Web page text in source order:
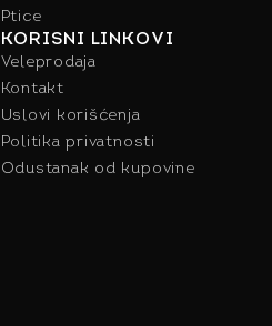
Ptice
KORISNI LINKOVI
Veleprodaja
Kontakt
Uslovi korišćenja
Politika privatnosti
Odustanak od kupovine